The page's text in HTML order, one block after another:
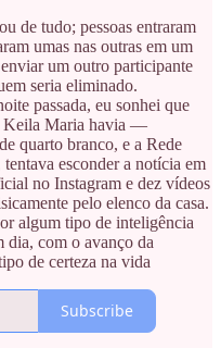
de tudo; pessoas entraram
umas nas outras em um
um outro participante
seria eliminado.
passada, eu sonhei que
Keila Maria havia —
quarto branco, e a Rede
esconder a notícia em
no Instagram e dez vídeos
pelo elenco da casa.
algum tipo de inteligência
dia, com o avanço da
de certeza na vida
Subscribe